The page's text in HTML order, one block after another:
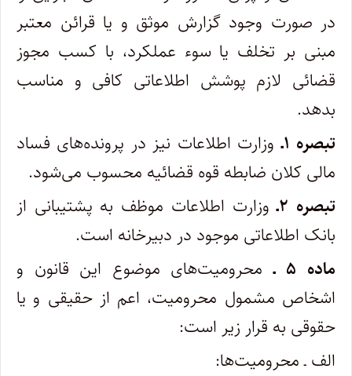
در صورت وجود گزارش موثق و یا قرائن معتبر
مبنی بر تخلف یا سوء عملکرد، با کسب مجوز
قضائی لازم پوشش اطلاعاتی کافی و مناسب
بدهد.
تبصره ۱ـ وزارت اطلاعات نیز در پرونده‌های فساد
مالی کلان ضابطه قوه قضائیه محسوب می‌شود.
تبصره ۲ـ
وزارت اطلاعات موظف به پشتیبانی از
بانک اطلاعاتی موجود در دبیرخانه است.
ماده ۵ ـ
محرومیت‌های موضوع این قانون و
اشخاص مشمول محرومیت، اعم از حقیقی و یا
حقوقی به قرار زیر است:
الف ـ محرومیت‌ها: